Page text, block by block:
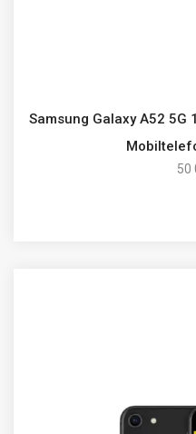
Samsung Galaxy A52 5G
50